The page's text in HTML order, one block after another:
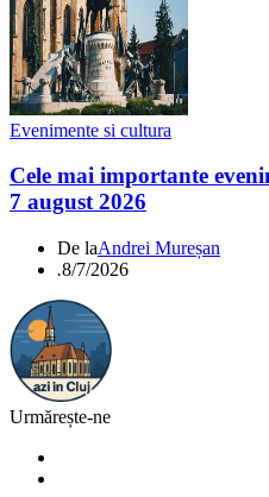
Evenimente si cultura
Cele mai importante
7 august 2026
De laAndrei Mureșan
.8/7/2026
Urmărește-ne